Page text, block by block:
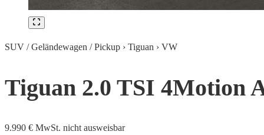
SUV / Geländewagen / Pickup › Tiguan › VW
Tiguan 2.0 TSI 4Motion
9.990 € MwSt. nicht ausweisbar